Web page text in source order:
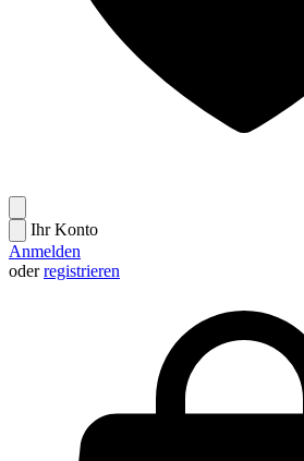
Ihr Konto
Anmelden
oderregistrieren